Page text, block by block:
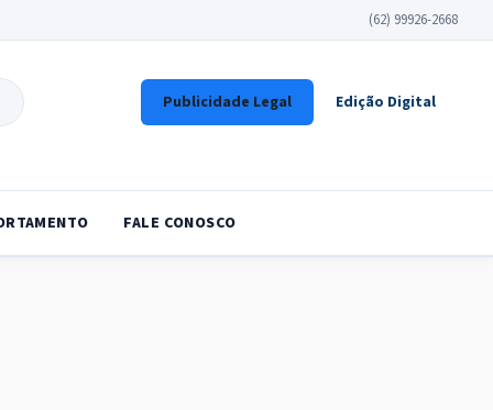
(62) 99926-2668
Publicidade Legal Edição Digital
FALE CONOSCO